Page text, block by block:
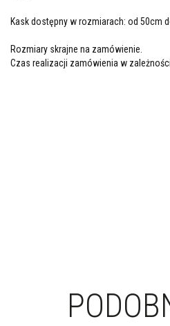
Kask dostępny w rozmiarach: od 50cm
Rozmiary skrajne na zamówienie.
Czas realizacji zamówienia w